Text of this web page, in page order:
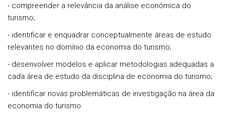
- compreender a relevância da análise económica do
turismo;
- identificar e enquadrar conceptualmente áreas de estudo
relevantes no domínio da economia do turismo;
- desenvolver modelos e aplicar metodologias adequadas a
cada área de estudo da disciplina de economia do turismo;
- identificar novas problemáticas de investigação na área da
economia do turismo